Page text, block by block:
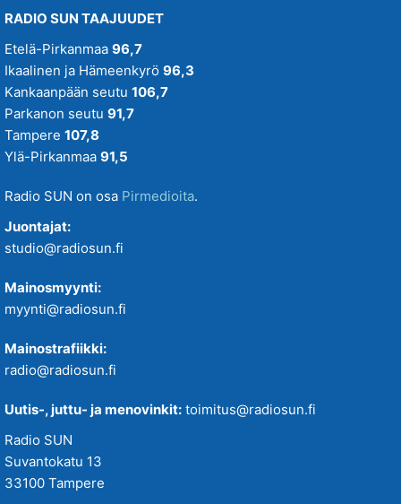
RADIO SUN TAAJUUDET
Etelä-Pirkanmaa 96,7
Ikaalinen ja Hämeenkyrö 96,3
Kankaanpään seutu 106,7
Parkanon seutu 91,7
Tampere 107,8
Ylä-Pirkanmaa 91,5
Radio SUN on osa Pirmedioita.
Juontajat:
studio@radiosun.fi
Mainosmyynti:
myynti@radiosun.fi
Mainostrafiikki:
radio@radiosun.fi
Uutis-, juttu- ja menovinkit: toimitus@radiosun.fi
Radio SUN
Suvantokatu 13
33100 Tampere